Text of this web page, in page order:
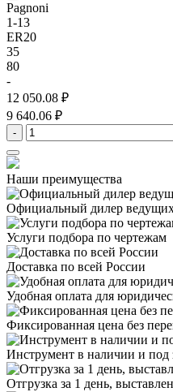
Pagnoni
1-13
ER20
35
80
-
12 050.08 ₽
9 640.06 ₽
-
Наши преимущества
Официальный дилер
Услуги подбора по чертежам
Доставка по всей России
Удобная оплата для
Фиксированная цена без
Инструмент в наличии и под
Отгрузка за 1 день,